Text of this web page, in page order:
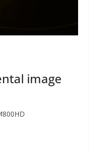
image